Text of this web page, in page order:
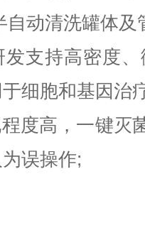
自动清洗罐体及
支持高密度
细胞和基因治
度高，一键灭
误操作;